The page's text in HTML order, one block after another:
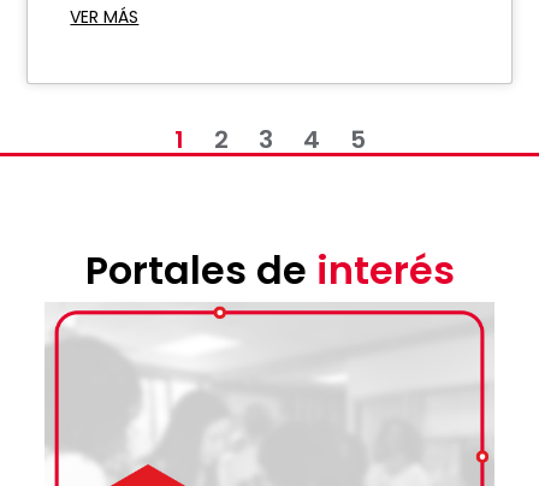
VER MÁS
1 2 3 4 5
Portales de interés